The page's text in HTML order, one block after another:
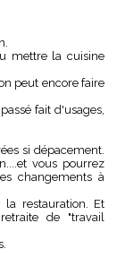
mettre la cuisine
peut encore faire
fait d'usages,
si dépacement.
vous pourrez
changements à
restauration. Et
de "travail